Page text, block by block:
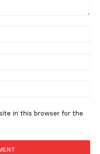
in this browser for the